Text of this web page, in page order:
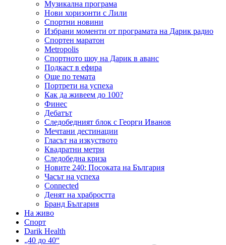
Музикална програма
Нови хоризонти с Лили
Спортни новини
Избрани моменти от програмата на Дарик радио
Спортен маратон
Metropolis
Спортното шоу на Дарик в аванс
Подкаст в ефира
Още по темата
Портрети на успеха
Как да живеем до 100?
Финес
Дебатът
Следобедният блок с Георги Иванов
Мечтани дестинации
Гласът на изкуството
Квадратни метри
Следобедна криза
Новите 240: Посоката на България
Часът на успеха
Connected
Денят на храбростта
Бранд България
На живо
Спорт
Darik Health
„40 до 40“